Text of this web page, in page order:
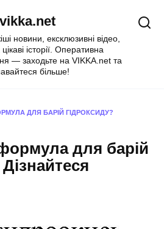
vikka.net
новини, ексклюзивні відео,
історії. Оперативна
— заходьте на VIKKA.net та
більше!
ДЛЯ БАРІЙ ГІДРОКСИДУ?
для барій